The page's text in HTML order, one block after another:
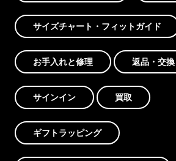
サイズチャート・フィットガイド
お手入れと修理 返品・交換
サインイン 買取
ギフトラッピング